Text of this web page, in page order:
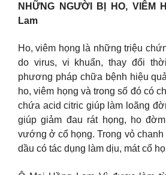
NHỮNG NGƯỜI BỊ HO, VIÊM
Lam
Ho, viêm họng là những triệu
do virus, vi khuẩn, thay đổi
phương pháp chữa bệnh hiệu
ho, viêm họng và trong số đó có
chứa acid citric giúp làm loãng
giúp giảm đau rát họng, ho
vướng ở cổ họng. Trong vỏ
dầu có tác dụng làm dịu, mát cổ